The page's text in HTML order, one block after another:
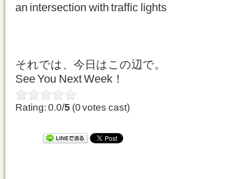
an intersection with traffic lights
それでは、今日はこの辺で。
See You Next Week！
Rating: 0.0/5 (0 votes cast)